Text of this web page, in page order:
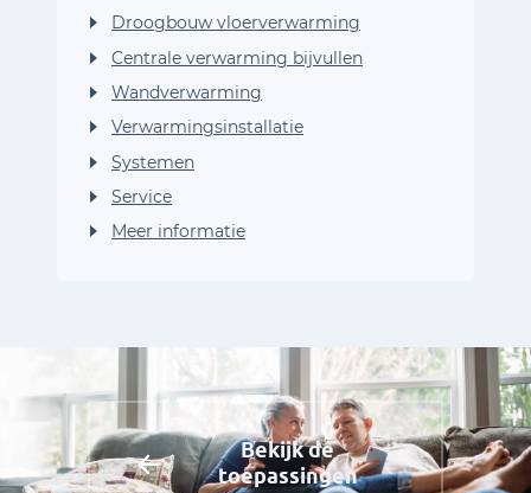
Droogbouw vloerverwarming
Centrale verwarming bijvullen
Wandverwarming
Verwarmingsinstallatie
Systemen
Service
Meer informatie
Bekijk de
toepassingen